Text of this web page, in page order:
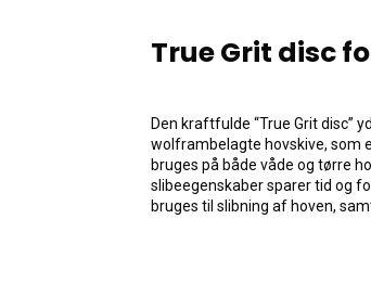
True Grit disc
Den kraftfulde “True Grit disc”
wolframbelagte hovskive, som
bruges på både våde og tørre
slibeegenskaber sparer tid og
bruges til slibning af hoven,